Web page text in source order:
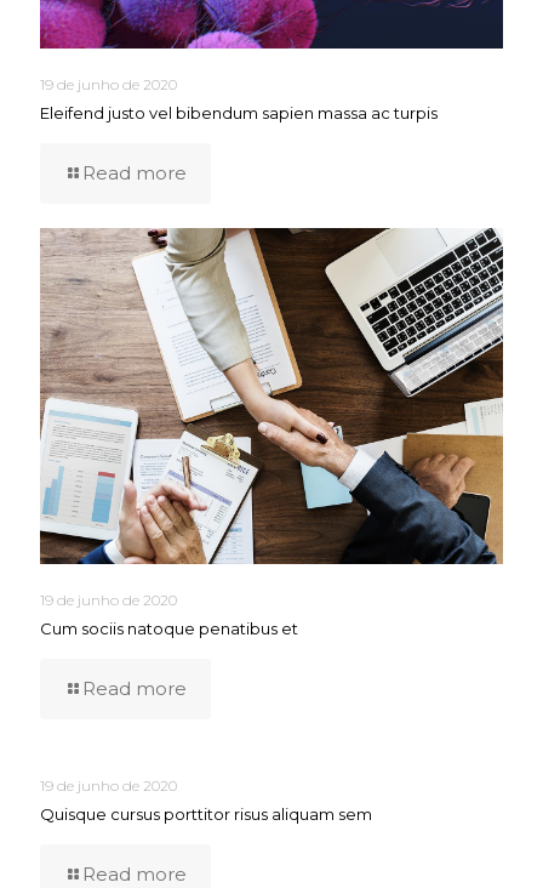
19 de junho de 2020
Eleifend justo vel bibendum sapien massa ac turpis
Read more
19 de junho de 2020
Cum sociis natoque penatibus et
Read more
19 de junho de 2020
Quisque cursus porttitor risus aliquam sem
Read more